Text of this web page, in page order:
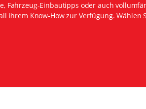
Fahrzeug-Einbautipps oder auch
ihrem Know-How zur Verfügung. Wählen